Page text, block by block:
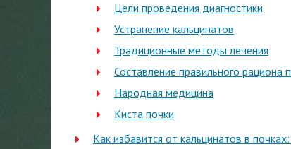
Цели проведения диагностики
Устранение кальцинатов
Традиционные методы лечения
Составление правильного рациона
Народная медицина
Киста почки
Как избавится от кальцинатов в